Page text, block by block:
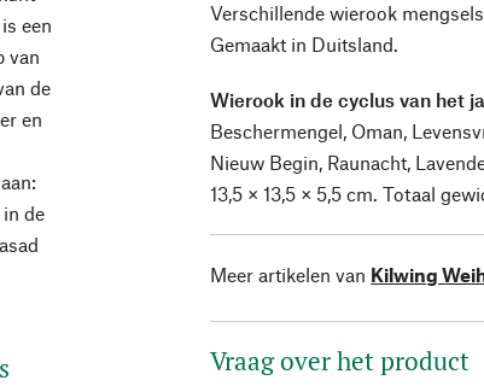
een
van
de
en
de
Verschillende wierook
Gemaakt in Duitsland.
Wierook in de cyclus van het
Beschermengel, Oman,
Nieuw Begin, Raunacht,
13,5 × 13,5 × 5,5 cm. Totaal
Meer artikelen van Kilwing
Vraag over het product